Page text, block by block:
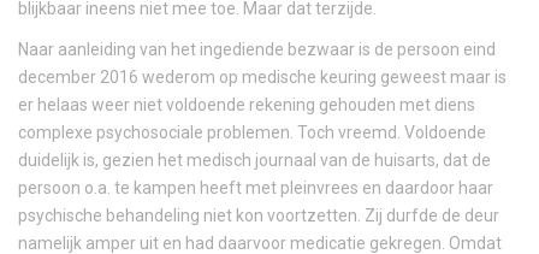
blijkbaar ineens niet mee toe. Maar dat terzijde.
Naar aanleiding van het ingediende bezwaar is de persoon eind
december 2016 wederom op medische keuring geweest maar is
er helaas weer niet voldoende rekening gehouden met diens
complexe psychosociale problemen. Toch vreemd. Voldoende
duidelijk is, gezien het medisch journaal van de huisarts, dat de
persoon o.a. te kampen heeft met pleinvrees en daardoor haar
psychische behandeling niet kon voortzetten. Zij durfde de deur
namelijk amper uit en had daarvoor medicatie gekregen. Omdat